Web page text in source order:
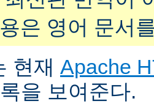
은 영어 문서
현재 Apache
을 보여준다.